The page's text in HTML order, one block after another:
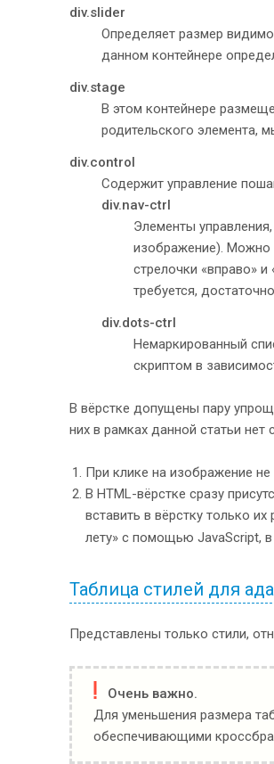
28
32
37
50
52
54
55
58
60
61
63
65
				</div>
				<div>
				<div>
				<div>
				<div>
</
				</div>
				<div>
</
			</div>
		</div>
		<div class="
<div
			</div>
</div>
</div>
div.slider
Определяет размер
данном контейнере
div.stage
В этом контейнере
родительского элемента,
div.control
Содержит управление
div.nav-ctrl
Элементы
изображение). Можно
стрелочки «вправо»
требуется,
div.dots-ctrl
Немаркированный
скриптом в
В вёрстке допущены пару
них в рамках данной статьи нет
При клике на изображение
В HTML-вёрстке сразу
вставить в вёрстку только
лету» с помощью JavaScript, в
Таблица стилей для
Представлены только стили,
Очень важно.
Для уменьшения размера
обеспечивающими